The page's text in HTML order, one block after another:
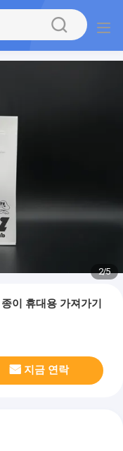
2/5
이 휴대용 가져가기
지금 연락